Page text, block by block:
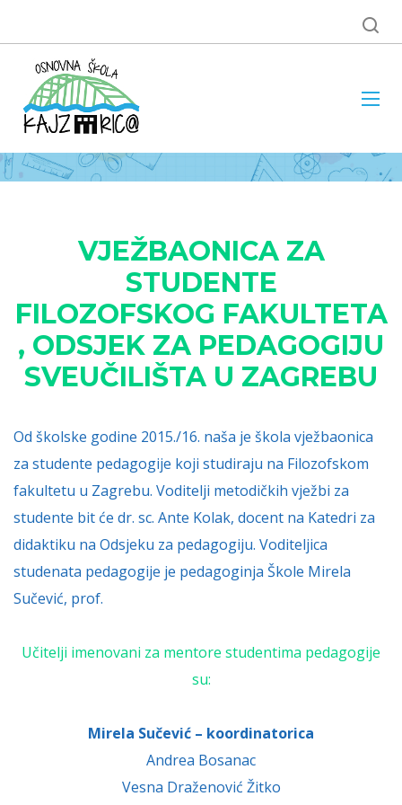
VJEŽBAONICA ZA
STUDENTE
FILOZOFSKOG FAKULTETA
, ODSJEK ZA PEDAGOGIJU
SVEUČILIŠTA U ZAGREBU
Od školske godine 2015./16. naša je škola vježbaonica
za studente pedagogije koji studiraju na Filozofskom
fakultetu u Zagrebu. Voditelji metodičkih vježbi za
studente bit će dr. sc. Ante Kolak, docent na Katedri za
didaktiku na Odsjeku za pedagogiju. Voditeljica
studenata pedagogije je pedagoginja Škole Mirela
Sučević, prof.
Učitelji imenovani za mentore studentima pedagogije
su:
Mirela Sučević – koordinatorica
Andrea Bosanac
Vesna Draženović Žitko